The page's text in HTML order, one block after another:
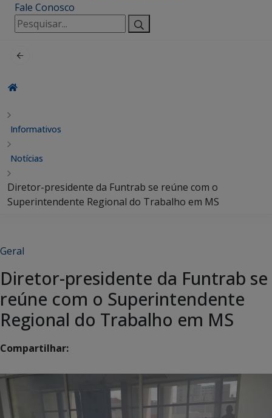
Fale Conosco
Pesquisar
por:
Informativos
Notícias
Diretor-presidente da Funtrab se reúne com o
Superintendente Regional do Trabalho em MS
Geral
Diretor-presidente da Funtrab se
reúne com o Superintendente
Regional do Trabalho em MS
Compartilhar: